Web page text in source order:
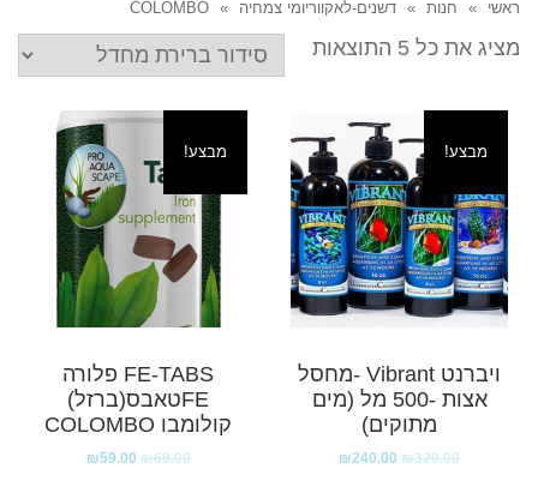
ראשי » חנות » דשנים-לאקווריומי צמחיה »
COLOMBO
מציג את כל 5 התוצאות
מבצע!
ויברנט Vibrant -מחסל
אצות -500 מל (מים
מתוקים)
₪320.00
₪240.00
מבצע!
FE-TABS פלורה
FEטאבס(ברזל)
קולומבו COLOMBO
₪69.00
₪59.00